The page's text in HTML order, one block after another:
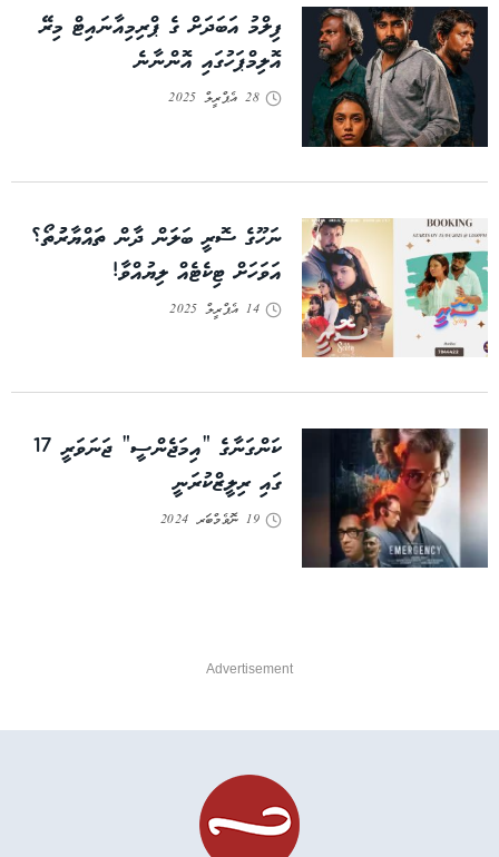
ފިލްމު އަބަދަށް ގެ ޕްރިމިއާނައިޓް މިރޭ
އޮލިމްޕަހުގައި އޮންނާނެ
28 އެޕްރީލް 2025
ނަހޫގެ ސޮރީ ބަލަން ދާން ތައްޔާރުުތޯ؟
އަވަހަށް ޓިކެޓެއް ލިޔުއްވާ!
14 އެޕްރީލް 2025
ކަންގަނާގެ ”އިމަޖެންސީ” ޖަނަވަރީ 17
ގައި ރިލީޒްކުރަނީ
19 ނޮވެމްބަރ 2024
Advertisement